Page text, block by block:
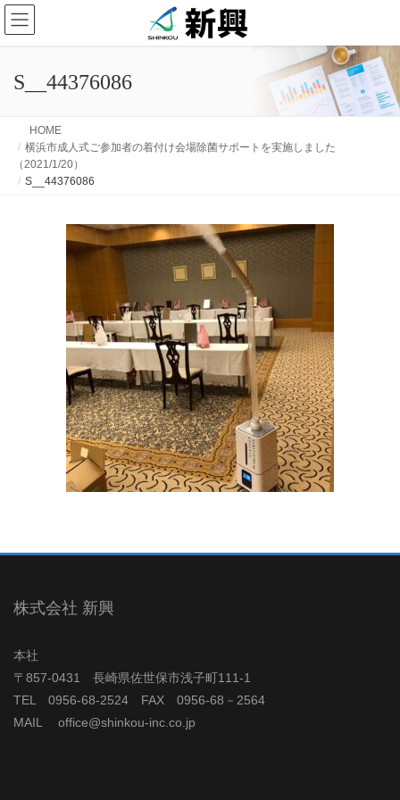
S__44376086
HOME
横浜市成人式ご参加者の着付け会場除菌サポートを実施しました
（2021/1/20）
S__44376086
株式会社 新興
本社
〒857-0431 長崎県佐世保市浅子町111-1
TEL 0956-68-2524 FAX 0956-68－2564
MAIL office@shinkou-inc.co.jp